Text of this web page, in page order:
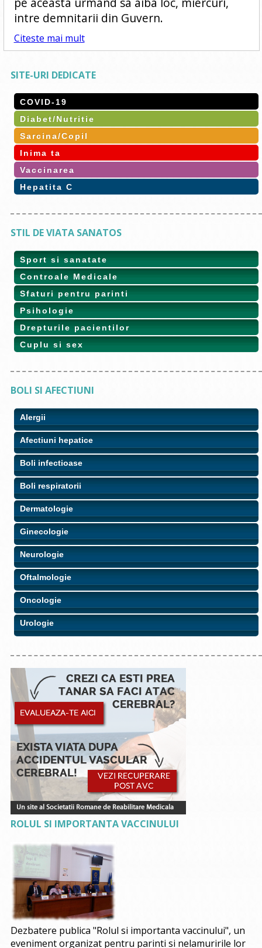
intre demnitarii din Guvern.
Citeste mai mult
SITE-URI DEDICATE
COVID-19
Diabet/Nutritie
Sarcina/Copil
Inima ta
Vaccinarea
Hepatita C
STIL DE VIATA SANATOS
Sport si sanatate
Controale Medicale
Sfaturi pentru parinti
Psihologie
Drepturile pacientilor
Cuplu si sex
BOLI SI AFECTIUNI
Alergii
Afectiuni hepatice
Boli infectioase
Boli respiratorii
Dermatologie
Ginecologie
Neurologie
Oftalmologie
Oncologie
Urologie
ROLUL SI IMPORTANTA VACCINULUI
Dezbatere publica "Rolul si importanta vaccinului", un
eveniment organizat pentru parinti si nelamuririle lor